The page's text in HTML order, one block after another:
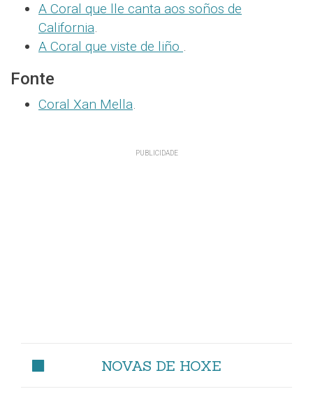
A Coral que lle canta aos soños de
California.
A Coral que viste de liño .
Fonte
Coral Xan Mella.
NOVAS DE HOXE